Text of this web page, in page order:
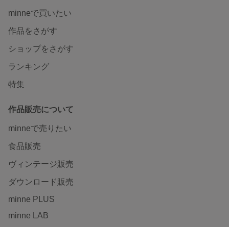
minneで買いたい
作品をさがす
ショップをさがす
ランキング
特集
作品販売について
minneで売りたい
食品販売
ヴィンテージ販売
ダウンロード販売
minne PLUS
minne LAB